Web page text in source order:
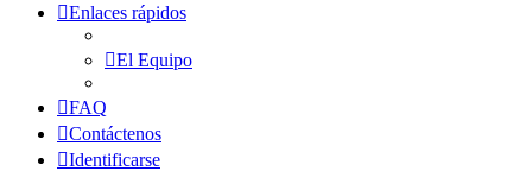
Enlaces rápidos
El Equipo
FAQ
Contáctenos
Identificarse